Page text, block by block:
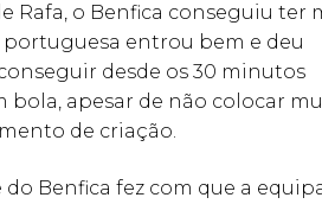
Rafa, o Benfica conseguiu ter
entrou bem e deu
desde os 30 minutos
apesar de não colocar
de criação.
Benfica fez com que a